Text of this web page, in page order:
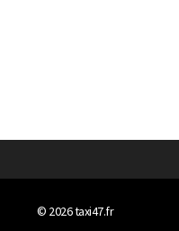
© 2026taxi47.fr